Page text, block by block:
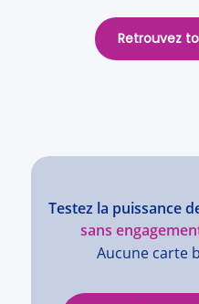
Retrouvez
Testez la puissance
sans
Aucune carte